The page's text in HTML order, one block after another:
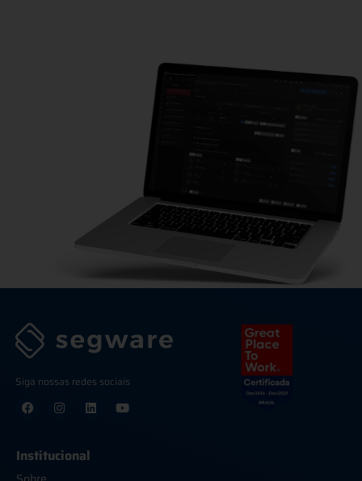
Siga nossas redes sociais
Institucional